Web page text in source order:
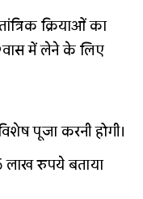
क्रियाओं का
में लेने के लिए
पूजा करनी होगी।
लाख रुपये बताया